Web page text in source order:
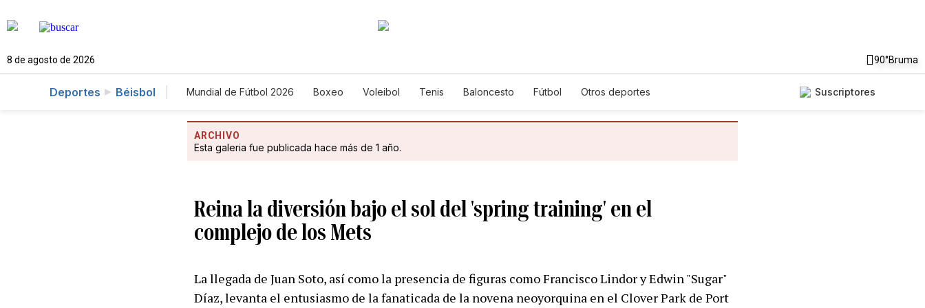
8 de agosto de 2026 90°Bruma
Deportes Béisbol Mundial de Fútbol 2026 Boxeo Voleibol Tenis Baloncesto Fútbol Otros deportes Suscriptores
ARCHIVO
Esta galeria fue publicada hace más de 1 año.
Reina la diversión bajo el sol del 'spring training' en el
complejo de los Mets
La llegada de Juan Soto, así como la presencia de figuras como Francisco Lindor y Edwin "Sugar"
Díaz, levanta el entusiasmo de la fanaticada de la novena neoyorquina en el Clover Park de Port